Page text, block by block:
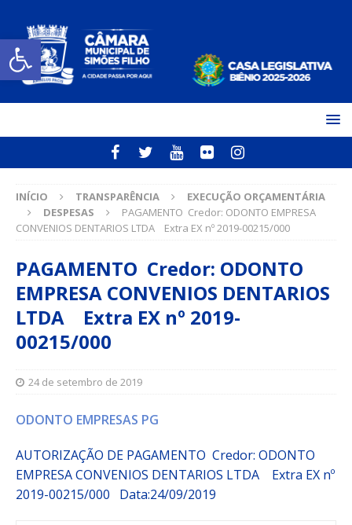
Open toolbar
INÍCIO TRANSPARÊNCIA
EXECUÇÃO ORÇAMENTÁRIA
DESPESAS
PAGAMENTO Credor: ODONTO EMPRESA
CONVENIOS DENTARIOS LTDA Extra EX nº 2019-00215/000
PAGAMENTO Credor: ODONTO
EMPRESA CONVENIOS DENTARIOS
LTDA Extra EX nº 2019-
00215/000
24 de setembro de 2019
ODONTO EMPRESAS PG
AUTORIZAÇÃO DE PAGAMENTO Credor: ODONTO
EMPRESA CONVENIOS DENTARIOS LTDA Extra EX nº
2019-00215/000 Data:24/09/2019